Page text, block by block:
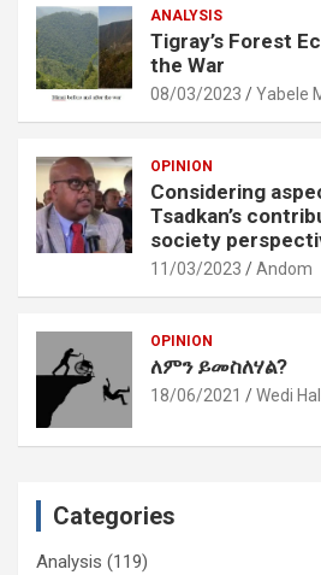
ANALYSIS
Tigray’s Forest
the War
08/03/2023 Yabele
OPINION
Considering
Tsadkan’s
society
11/03/2023 Andom
OPINION
ለምን ይመስለሃል?
18/06/2021 Wedi
Categories
Analysis (119)